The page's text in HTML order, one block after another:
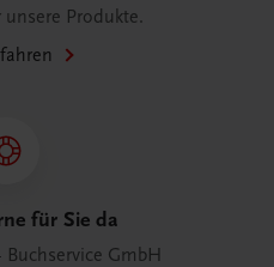
unsere Produkte.
für Sie da
Buchservice GmbH